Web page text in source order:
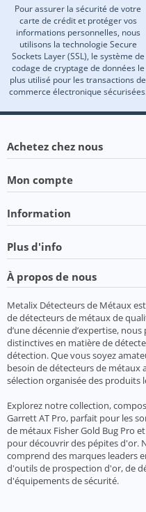
Pour assurer la sécurité de votre
carte de crédit et protéger vos
informations personnelles, nous
utilisons la technologie Secure
Sockets Layer (SSL), le système de
codage de cryptage de données le
plus utilisé pour les transactions de
commerce électronique
Achetez chez nous
Mon compte
Information
Plus d'info
À propos de nous
Metalix Détecteurs de Métaux
de détecteurs de métaux de
d’une décennie d’expertise,
distinctives en matière de
détection. Que vous soyez
besoin de détecteurs de métaux
sélection organisée des produits
Explorez notre collection,
Garrett AT Pro, parfait pour les
de métaux Fisher Gold Bug Pro
pour découvrir des pépites d'or.
comprend des marques leaders
d'outils de prospection d'or, de
d'équipements de sécurité.